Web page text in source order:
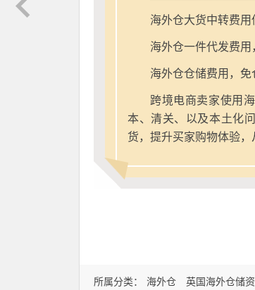
所属分类： 海外仓 英国海外仓储
海外仓大货中转费
海外仓一件代发费
海外仓仓储费用，免
跨境电商卖家使用
本、清关、以及本土化
货，提升买家购物体验